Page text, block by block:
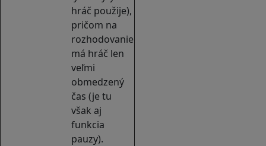
hráč použije),
pričom na
rozhodovanie
má hráč len
veľmi
obmedzený
čas (je tu
však aj
funkcia
pauzy).